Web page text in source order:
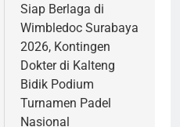
Siap Berlaga di
Wimbledoc Surabaya
2026, Kontingen
Dokter di Kalteng
Bidik Podium
Turnamen Padel
Nasional